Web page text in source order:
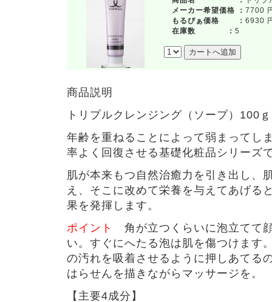
メーカー希望価格 ： 7700
もるぴぁ価格 ： 6930
在庫数 ： 5
商品説明
トリプルクレンジング（ソープ）100ｇ
年齢を重ねることによって弱まってし
率よく回復させる基礎化粧品シリーズ
肌が本来もつ自然治癒力を引き出し、
え、そこに改めて栄養を与えてあげる
果を発揮します。
ポイント
角が立つくらいに泡立てて
い。すぐにへたる泡は肌を傷つけます
の汚れを吸着させるように押しあてる
はらせんを描きながらマッサージを。
【主要4成分】